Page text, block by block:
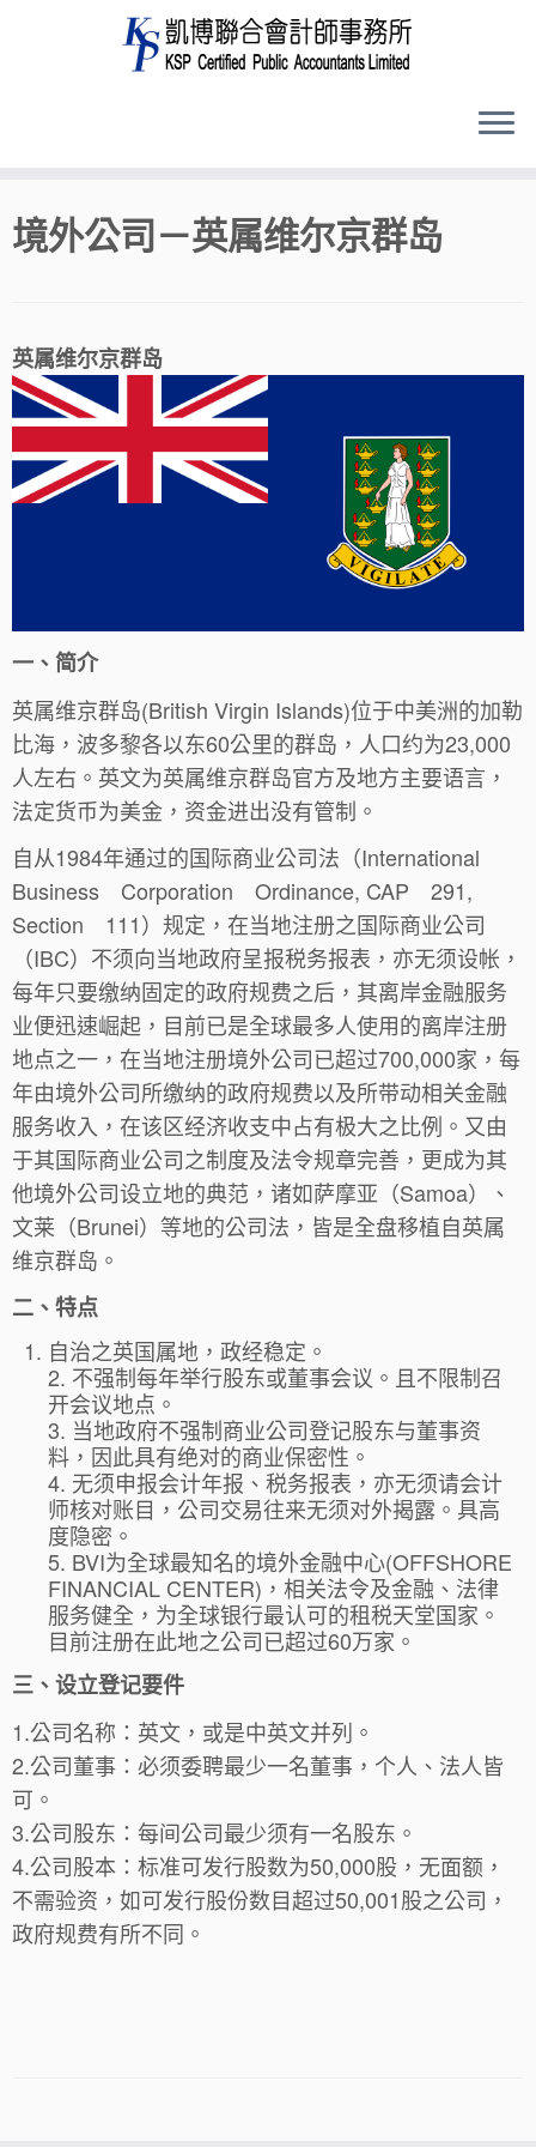
to
content
境外公司－英属维尔京群岛
英属维尔京群岛
一、简介
英属维京群岛(British Virgin Islands)位于中美洲的加勒
比海，波多黎各以东60公里的群岛，人口约为23,000
人左右。英文为英属维京群岛官方及地方主要语言，
法定货币为美金，资金进出没有管制。
自从1984年通过的国际商业公司法（International
Business Corporation Ordinance, CAP 291,
Section 111）规定，在当地注册之国际商业公司
（IBC）不须向当地政府呈报税务报表，亦无须设帐，
每年只要缴纳固定的政府规费之后，其离岸金融服务
业便迅速崛起，目前已是全球最多人使用的离岸注册
地点之一，在当地注册境外公司已超过700,000家，每
年由境外公司所缴纳的政府规费以及所带动相关金融
服务收入，在该区经济收支中占有极大之比例。又由
于其国际商业公司之制度及法令规章完善，更成为其
他境外公司设立地的典范，诸如萨摩亚（Samoa）、
文莱（Brunei）等地的公司法，皆是全盘移植自英属
维京群岛。
二、特点
自治之英国属地，政经稳定。
2. 不强制每年举行股东或董事会议。且不限制召
开会议地点。
3. 当地政府不强制商业公司登记股东与董事资
料，因此具有绝对的商业保密性。
4. 无须申报会计年报、税务报表，亦无须请会计
师核对账目，公司交易往来无须对外揭露。具高
度隐密。
5. BVI为全球最知名的境外金融中心(OFFSHORE
FINANCIAL CENTER)，相关法令及金融、法律
服务健全，为全球银行最认可的租税天堂国家。
目前注册在此地之公司已超过60万家。
三、设立登记要件
1.公司名称：英文，或是中英文并列。
2.公司董事：必须委聘最少一名董事，个人、法人皆
可。
3.公司股东：每间公司最少须有一名股东。
4.公司股本：标准可发行股数为50,000股，无面额，
不需验资，如可发行股份数目超过50,001股之公司，
政府规费有所不同。